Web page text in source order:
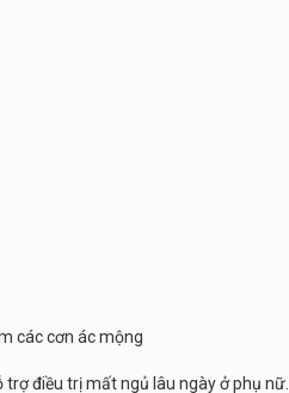
các cơn ác mộng
điều trị mất ngủ lâu ngày ở phụ nữ.